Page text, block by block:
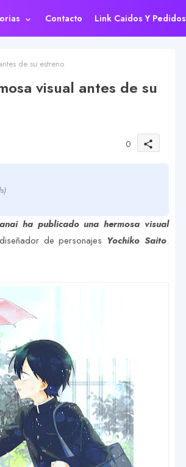
Contacto Link Caidos Y Pedidos
de su estreno
visual antes de su
0 share
ha publicado una hermosa visual
de personajes Yochiko Saito.